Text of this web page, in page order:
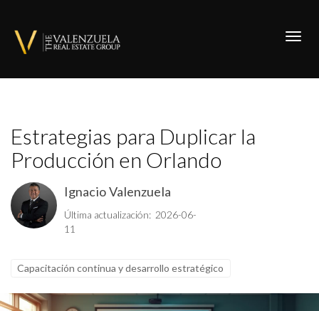
Estrategias para Duplicar la
Producción en Orlando
Ignacio Valenzuela
Última actualización: 2026-06-
11
Capacitación continua y desarrollo estratégico